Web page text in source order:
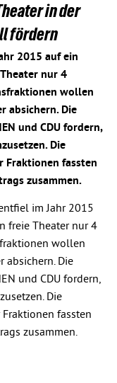
in der
fördern
2015 auf ein
nur 4
wollen
absichern. Die
und CDU fordern,
Die
Fraktionen fassten
zusammen.
im Jahr 2015
freie Theater nur 4
wollen
absichern. Die
und CDU fordern,
Die
fassten
zusammen.